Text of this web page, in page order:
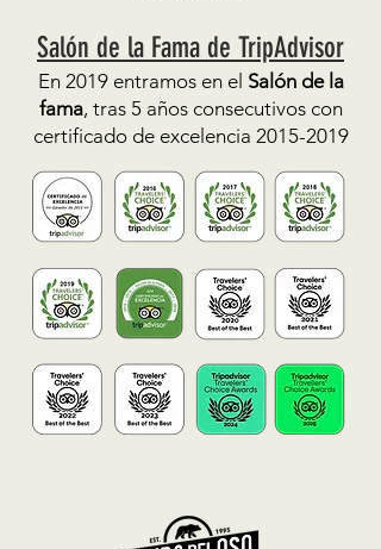
Salón de la Fama de TripAdvisor
En 2019 entramos en el Salón de la
fama, tras 5 años consecutivos con
certificado de excelencia 2015-2019